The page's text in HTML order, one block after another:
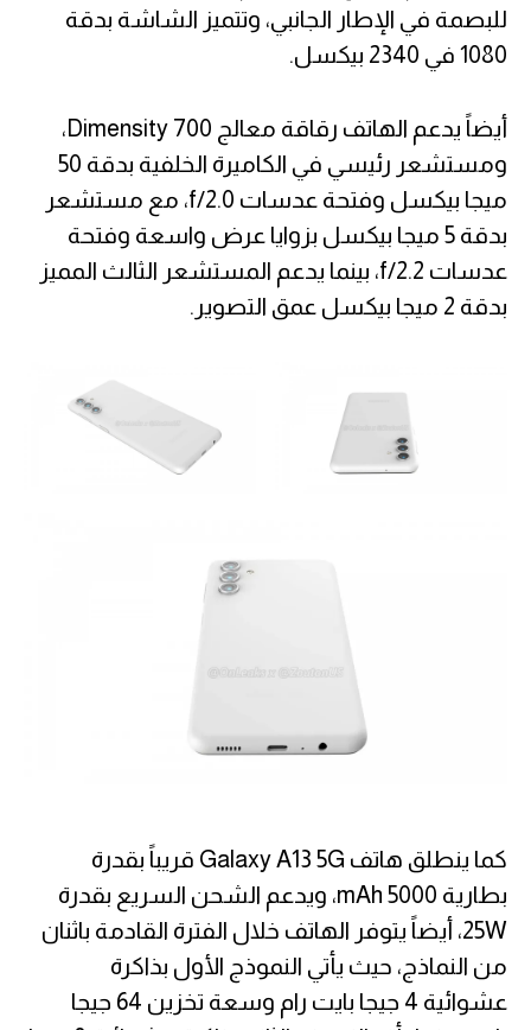
للبصمة في الإطار الجانبي، وتتميز الشاشة بدقة
1080 في 2340 بيكسل.
أيضاً يدعم الهاتف رقاقة معالج Dimensity 700،
ومستشعر رئيسي في الكاميرة الخلفية بدقة 50
ميجا بيكسل وفتحة عدسات f/2.0، مع مستشعر
بدقة 5 ميجا بيكسل بزوايا عرض واسعة وفتحة
عدسات f/2.2، بينما يدعم المستشعر الثالث المميز
بدقة 2 ميجا بيكسل عمق التصوير.
كما ينطلق هاتف Galaxy A13 5G قريباً بقدرة
بطارية 5000 mAh، ويدعم الشحن السريع بقدرة
25W، أيضاً يتوفر الهاتف خلال الفترة القادمة باثنان
من النماذج، حيث يأتي النموذج الأول بذاكرة
عشوائية 4 جيجا بايت رام وسعة تخزين 64 جيجا